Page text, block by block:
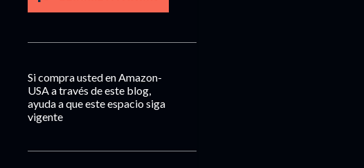
Si compra usted en Amazon-
USA a través de este blog,
ayuda a que este espacio siga
vigente